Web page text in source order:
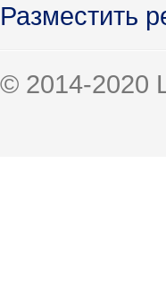
Разместить
© 2014-2020